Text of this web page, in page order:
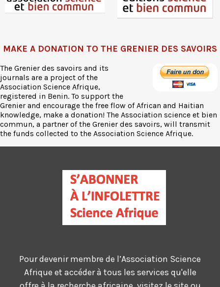
MAKE A DONATION TO THE GRENIER DES SAVOIRS
The Grenier des savoirs and its
journals are a project of the
Association Science Afrique,
registered in Benin. To support the
Grenier and encourage the free flow of African and Haitian
knowledge, make a donation! The Association science et bien
commun, a partner of the Grenier des savoirs, will transmit
the funds collected to the Association Science Afrique.
Pour devenir membre de l’Association Science
Afrique et accéder à tous les services qu'elle